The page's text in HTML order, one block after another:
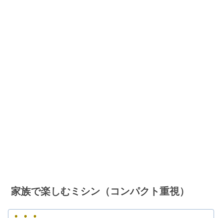
家族で楽しむミシン（コンパクト重視）